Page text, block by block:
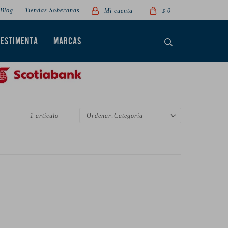
MARCAS
$ 0
Blog Tiendas Soberanas
1 artículo Categoría